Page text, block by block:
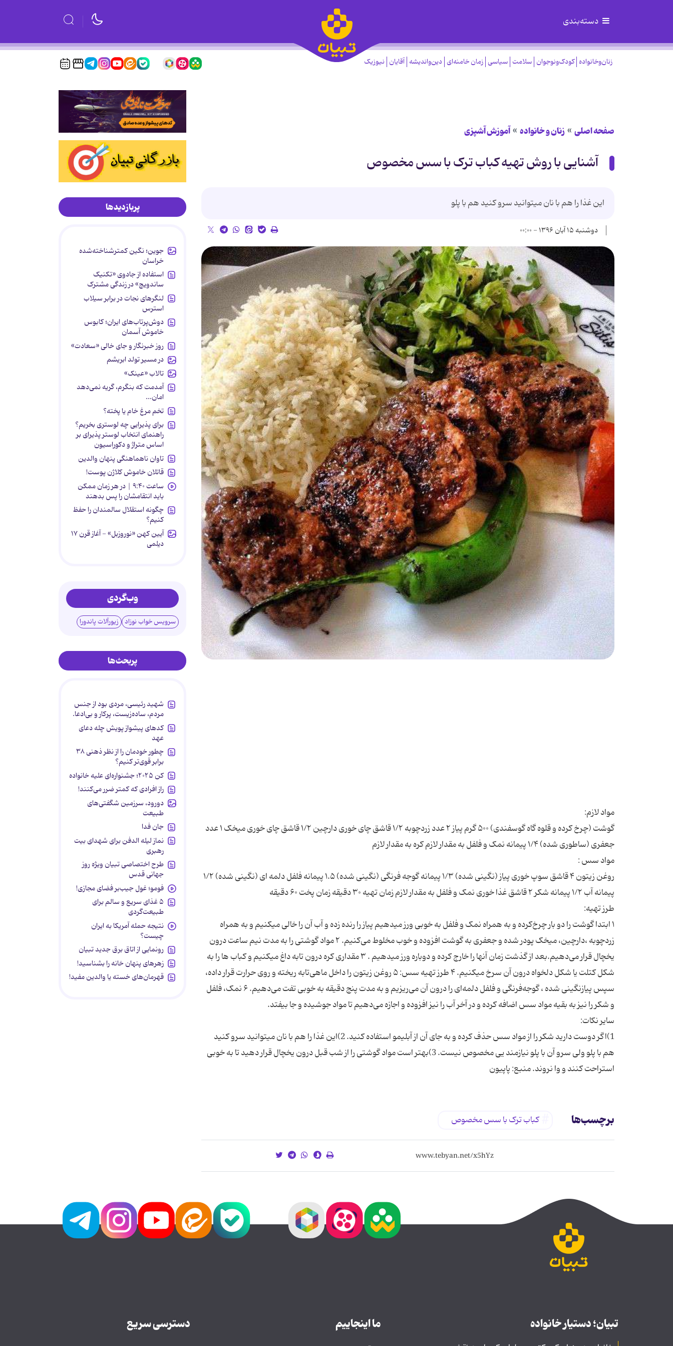
دسته‌بندی
زنان‌وخانواده کودک‌ونوجوان سلامت سیاسی زمان خامنه‌ای دین‌واندیشه آقایان نیوزیک
صفحه اصلی زنان و خانواده آموزش آشپزی
آشنایی با روش تهیه کباب ترک با سس مخصوص
این غذا را هم با نان میتوانید سرو كنید هم با پلو
دوشنبه ۱۵ آبان ۱۳۹۶ - ۰۰:۰۰
گوشت (چرخ کرده و قلوه گاه گوسفندی) ۵۰۰ گرم پیاز ۲ عدد زردچوبه ۱/۲ قاشق چای خوری دارچین ۱/۲ قاشق چای خوری میخک ۱ عدد
روغن زیتون ۴ قاشق سوپ خوری پیاز (نگینی شده) ۱/۳ پیمانه گوجه فرنگی (نگینی شده) ۱.۵ پیمانه فلفل دلمه ای (نگینی شده) ۱/۲
۱ ابتدا گوشت را دو بار چرخ‌کرده و به همراه نمک و فلفل به خوبی ورز میدهیم پیاز را رنده زده و آب آن را خالی میكنیم و به همراه
زردچوبه ،دارچین، میخک پودر شده و جعفری به گوشت افزوده و خوب مخلوط می‌کنیم. ۲ مواد گوشتی را به مدت نیم ساعت درون
یخچال قرار می‌دهیم.بعد از گذشت زمان آنها را خارج كرده و دوباره ورز میدهیم . ۳ مقداری كره درون تابه داغ میكنیم و كباب ها را به
شكل كتلت یا شكل دلخواه درون آن سرخ میكنیم. ۴ طرز تهیه سس: ۵ روغن زیتون را داخل ماهی‌تابه ریخته و روی حرارت قرار داده،
سپس پیازنگینی شده ، گوجه‌فرنگی و فلفل دلمه‌ای را درون آن می‌ریزیم و به مدت پنج دقیقه به خوبی تفت می‌دهیم. ۶ نمک، فلفل
1)اگر دوست دارید شكر را از مواد سس حذف كرده و به جای آن از آبلیمو استفاده كنید. 2)این غذا را هم با نان میتوانید سرو كنید
هم با پلو ولی سرو آن با پلو نیازمند یی مخصوص نیست. 3)بهتر است مواد گوشتی را از شب قبل درون یخچال قرار دهید تا به خوبی
استراحت كنند و وا نروند. منبع: پاپیون
برچسب‌ها کباب ترک با سس مخصوص
پربازدیدها
جوین؛ نگین کمترشناخته‌شده
خراسان
استفاده از جادوی «تکنیک
ساندویچ» در زندگی مشترک
لنگرهای نجات در برابر سیلاب
استرس
دوش‌پرتاب‌های ایران؛ کابوس
خاموش آسمان
روز خبرنگار و جای خالی «سعادت»
در مسیر تولد ابریشم
تالاب «عینک»
آمدمت که بنگرم، گریه نمی‌دهد
امان...
تخم مرغ خام یا پخته؟
برای پذیرایی چه لوستری بخریم؟
راهنمای انتخاب لوستر پذیرای بر
اساس متراژ و دکوراسیون
تاوان ناهماهنگی پنهان والدین
قاتلان خاموش کلاژن پوست!
ساعت ۹:۴۰ | در هر زمان ممکن
باید انتقامشان را پس بدهند
چگونه استقلال سالمندان را حفظ
کنیم؟
آیین کهن «نوروزبل» - آغاز قرن ۱۷
دیلمی
وب‌گردی
سرویس خواب نوزاد زیورآلات پاندورا
پربحث‌ها
شهید رئیسی، مردی بود از جنس
مردم، ساده‌زیست، پرکار و بی‌ادعا.
کدهای پیشواز پویش چله دعای
عهد
چطور خودمان را از نظر ذهنی ۳۸
برابر قوی‌تر کنیم؟
کن ۲۰۲۵؛ جشنواره‌ای علیه خانواده
راز افرادی که کمتر ضرر می‌کنند!
دورود، سرزمین شگفتی‌های
طبیعت
جان فدا
نماز لیله الدفن برای شهدای بیت
رهبری
طرح اختصاصی تبیان ویژه روز
جهانی قدس
فومو؛ غول جیب‌بر فضای مجازی!
۵ غذای سریع و سالم برای
طبیعت‌گردی
نتیجه حمله آمریکا به ایران
چیست؟
رونمایی از اتاق برق جدید تبیان
زهرهای پنهان خانه را بشناسید!
قهرمان‌های خسته یا والدین مفید!
تبیان؛ دستیار خانواده ما اینجاییم دسترسی سریع